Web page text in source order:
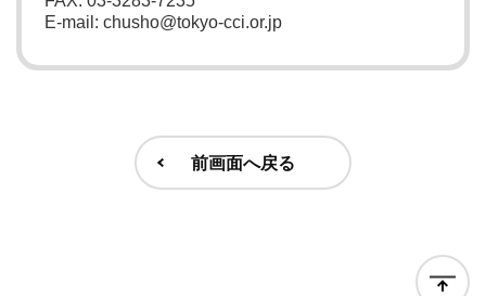
E-mail: chusho@tokyo-cci.or.jp
前画面へ戻る